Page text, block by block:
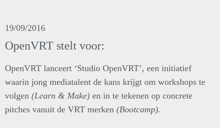
19/09/2016
OpenVRT stelt voor:
OpenVRT lanceert ‘Studio OpenVRT’, een initiatief
waarin jong mediatalent de kans krijgt om workshops te
volgen (Learn & Make) en in te tekenen op concrete
pitches vanuit de VRT merken (Bootcamp).